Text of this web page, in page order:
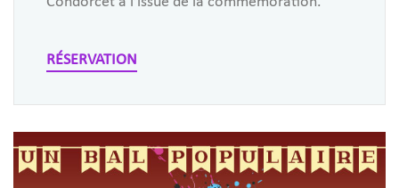
RÉSERVATION